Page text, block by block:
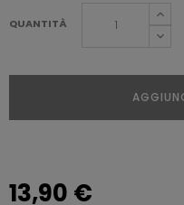
QUANTITÀ
13,90 €